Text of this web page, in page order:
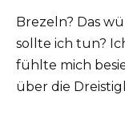
Brezeln? Das
sollte ich tun?
fühlte mich
über die